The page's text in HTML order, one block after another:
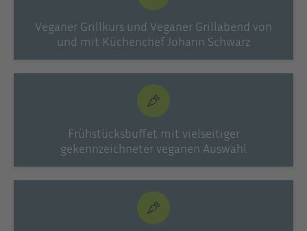
Veganer Grillkurs und Veganer Grillabend von
und mit Küchenchef Johann Schwarz
Frühstücksbuffet mit vielseitiger
gekennzeichneter veganen Auswahl